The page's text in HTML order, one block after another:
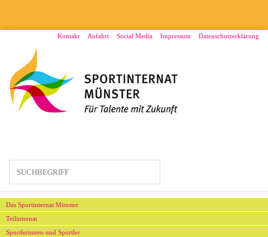
Menü2
Kontakt Anfahrt Social Media Impressum Datenschutzerklärung
Hauptmenü
Das Sportinternat Münster
Teilinternat
Sportlerinnen und Sportler